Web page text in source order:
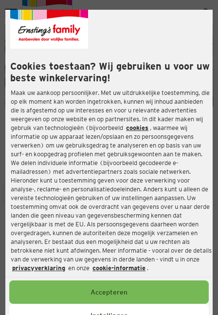
Cookies toestaan? Wij gebruiken u voor uw
beste winkelervaring!
Maak uw aankoop persoonlijker. Met uw uitdrukkelijke toestemming, die
op elk moment kan worden ingetrokken, kunnen wij inhoud aanbieden
die is afgestemd op uw interesses en voor u relevante advertenties
weergeven op onze website en op partnersites. In dit kader maken wij
gebruik van technologieën (bijvoorbeeld cookies , waarmee wij
informatie op uw apparaat lezen/opslaan en zo persoonsgegevens
verwerken) om uw gebruiksgedrag te analyseren en op basis van uw
surf- en koopgedrag profielen met gebruiksgewoonten aan te maken.
We delen individuele informatie (bijvoorbeeld gecodeerde e-
mailadressen) met advertentiepartners zoals sociale netwerken.
Hieronder kunt u toestemming geven voor deze verwerking voor
analyse-, reclame- en personalisatiedoeleinden. Anders kunt u alleen de
vereiste technologieën gebruiken of uw instellingen aanpassen. Uw
toestemming omvat ook de overdracht van gegevens over u naar derde
landen die geen niveau van gegevensbescherming kennen dat
vergelijkbaar is met de EU. Als persoonsgegevens daarheen worden
overgedragen, kunnen de autoriteiten deze mogelijk verzamelen en
analyseren. Er bestaat dus een mogelijkheid dat u uw rechten als
betrokkene niet kunt afdwingen. Meer informatie - vooral over de details
van de verwerking van uw gegevens in derde landen - vindt u in onze
privacyverklaring en onze cookie-informatie .
Accepteren
Menu
ERNSTING'S FAMILY-WINKEL
Brabanter Straße 48-50
41849 Wassenberg-Myhl
3,6
Beoordeling:
LOCATIE SERVICES ASSORTIMENT ACTIES
Ernsting's family
Brabanter Straße 48-50, 41849 Wassenberg-Myhl
Open
Openingstijden vandaag: